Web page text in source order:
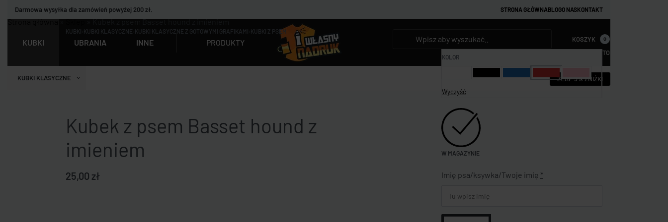
Darmowa wysyłka dla zamówień powyżej 200 zł. STRONA GŁÓWNABLOGO NASKONTAKT
KUBKI UBRANIA INNE PRODUKTY KOSZYK 0
KONTO
KUBKI KLASYCZNE ZŁAP 5% ZNIŻKI
Strona główna»Sklep»Kubek z psem Basset hound z imieniem
KUBKI KUBKI KLASYCZNE KUBKI KLASYCZNE Z GOTOWYMI GRAFIKAMI KUBKI Z PSEM
Kubek z psem Basset hound z
imieniem
25,00 zł
KOLOR
Wyczyść
W MAGAZYNIE
Imię psa/ksywka/Twoje imię *